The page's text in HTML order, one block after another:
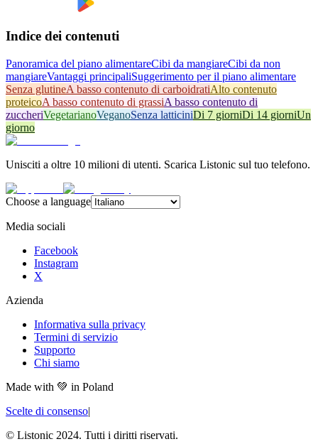
Indice dei contenuti
Panoramica del piano alimentareCibi da mangiareCibi da non
mangiareVantaggi principaliSuggerimento per il piano alimentare
Senza glutineA basso contenuto di carboidratiAlto contenuto
proteicoA basso contenuto di grassiA basso contenuto di
zuccheriVegetarianoVeganoSenza latticiniDi 7 giorniDi 14 giorniUn
giorno
Unisciti a oltre 10 milioni di utenti. Scarica Listonic sul tuo telefono.
Choose a language
Media sociali
Facebook
Instagram
X
Azienda
Informativa sulla privacy
Termini di servizio
Supporto
Chi siamo
Made with 💚 in Poland
Scelte di consenso|
© Listonic 2024. Tutti i diritti riservati.